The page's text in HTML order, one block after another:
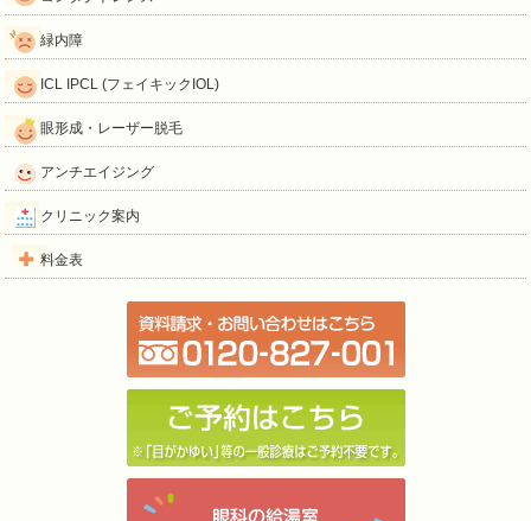
緑内障
ICL IPCL (フェイキックIOL)
眼形成・レーザー脱毛
アンチエイジング
クリニック案内
料金表